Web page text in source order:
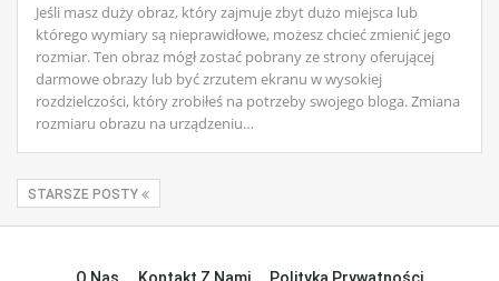
Jeśli masz duży obraz, który zajmuje zbyt dużo miejsca lub
którego wymiary są nieprawidłowe, możesz chcieć zmienić jego
rozmiar. Ten obraz mógł zostać pobrany ze strony oferującej
darmowe obrazy lub być zrzutem ekranu w wysokiej
rozdzielczości, który zrobiłeś na potrzeby swojego bloga. Zmiana
rozmiaru obrazu na urządzeniu…
STARSZE POSTY
O Nas Kontakt Z Nami Polityka Prywatności